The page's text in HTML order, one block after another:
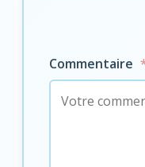
Commentaire